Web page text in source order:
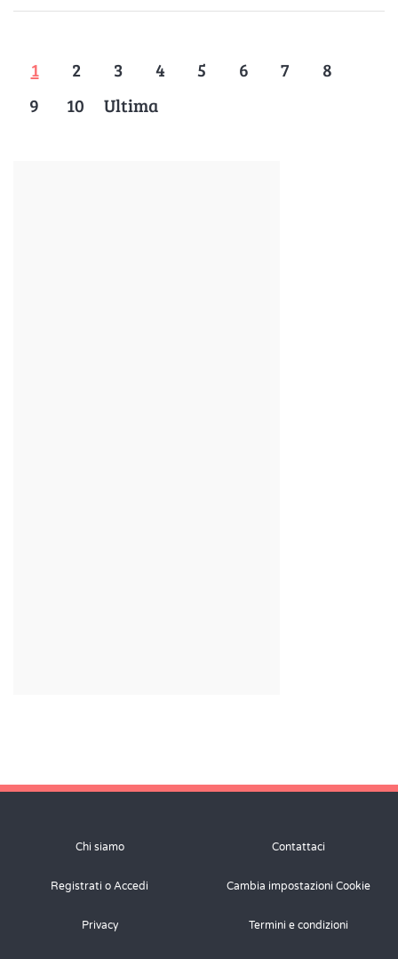
1 2 3 4 5 6 7
8
9
10 Ultima
Chi siamo Contattaci
Registrati o Accedi Cambia impostazioni Cookie
Privacy Termini e condizioni